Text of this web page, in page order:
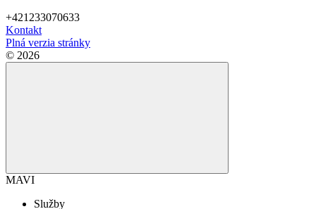
+421233070633
Kontakt
Plná verzia stránky
© 2026
MAVI
Služby